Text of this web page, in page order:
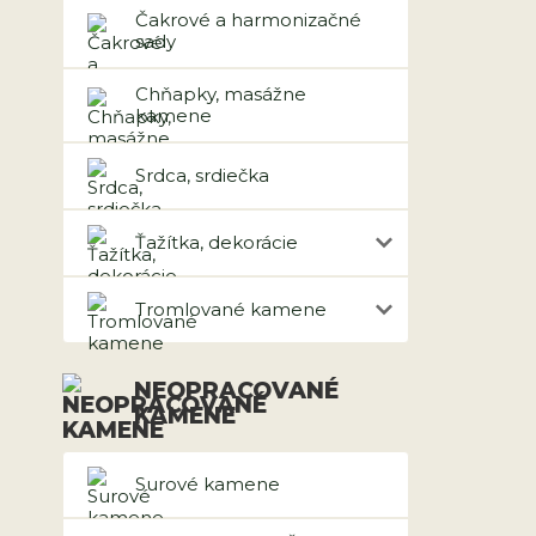
Čakrové a harmonizačné
sady
Chňapky, masážne
kamene
Srdca, srdiečka
Ťažítka, dekorácie
Tromlované kamene
NEOPRACOVANÉ
KAMENE
Surové kamene